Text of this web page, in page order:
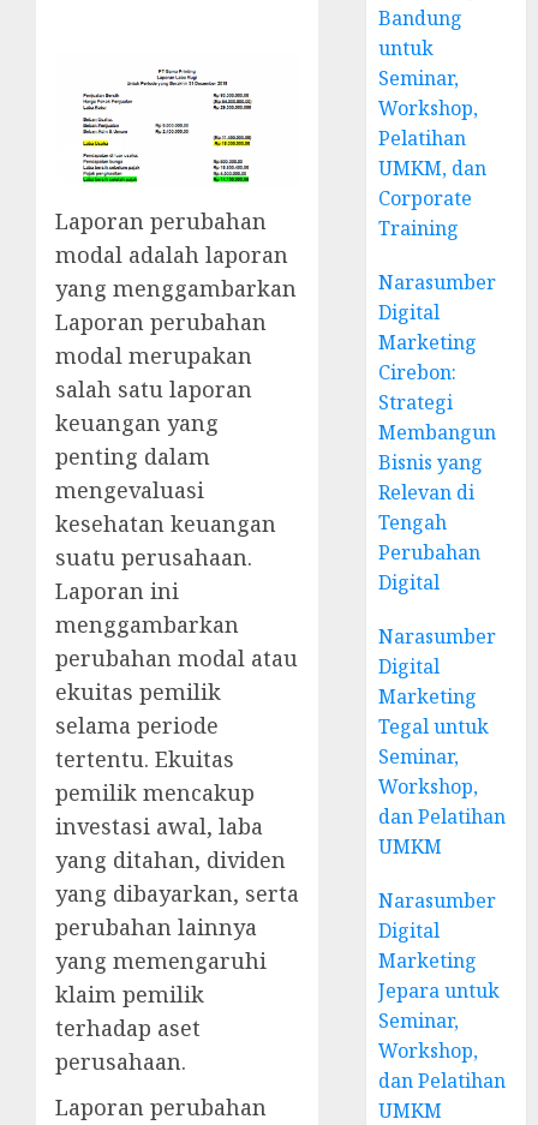
Laporan perubahan
modal adalah laporan
yang menggambarkan
Laporan perubahan
modal merupakan
salah satu laporan
keuangan yang
penting dalam
mengevaluasi
kesehatan keuangan
suatu perusahaan.
Laporan ini
menggambarkan
perubahan modal atau
ekuitas pemilik
selama periode
tertentu. Ekuitas
pemilik mencakup
investasi awal, laba
yang ditahan, dividen
yang dibayarkan, serta
perubahan lainnya
yang memengaruhi
klaim pemilik
terhadap aset
perusahaan.
Laporan perubahan
Bandung
untuk
Seminar,
Workshop,
Pelatihan
UMKM, dan
Corporate
Training
Narasumber
Digital
Marketing
Cirebon:
Strategi
Membangun
Bisnis yang
Relevan di
Tengah
Perubahan
Digital
Narasumber
Digital
Marketing
Tegal untuk
Seminar,
Workshop,
dan Pelatihan
UMKM
Narasumber
Digital
Marketing
Jepara untuk
Seminar,
Workshop,
dan Pelatihan
UMKM